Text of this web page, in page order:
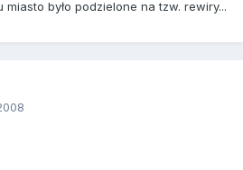
miasto było podzielone na tzw. rewiry...